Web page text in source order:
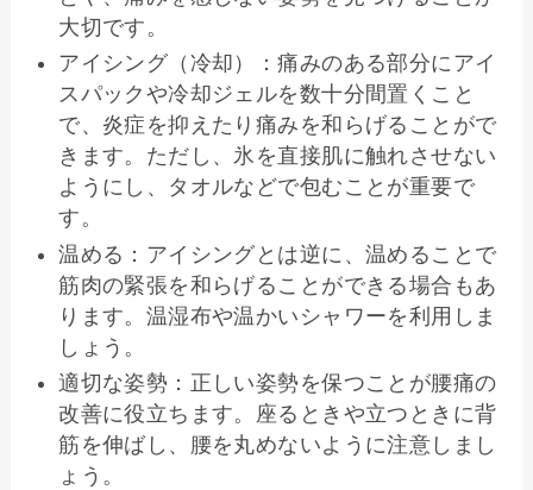
大切です。
アイシング（冷却）：痛みのある部分にアイ
スパックや冷却ジェルを数十分間置くこと
で、炎症を抑えたり痛みを和らげることがで
きます。ただし、氷を直接肌に触れさせない
ようにし、タオルなどで包むことが重要で
す。
温める：アイシングとは逆に、温めることで
筋肉の緊張を和らげることができる場合もあ
ります。温湿布や温かいシャワーを利用しま
しょう。
適切な姿勢：正しい姿勢を保つことが腰痛の
改善に役立ちます。座るときや立つときに背
筋を伸ばし、腰を丸めないように注意しまし
ょう。